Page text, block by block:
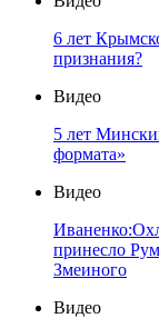
6 лет
признания?
Видео
5 лет
формата»
Видео
принесло
Змеиного
Видео